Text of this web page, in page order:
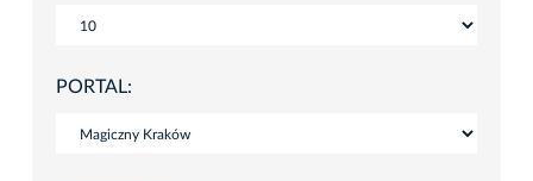
PORTAL: